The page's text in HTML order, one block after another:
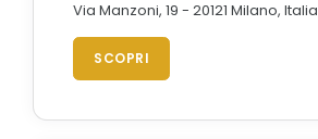
Via Manzoni, 19 - 20121 Milano, Italia
SCOPRI